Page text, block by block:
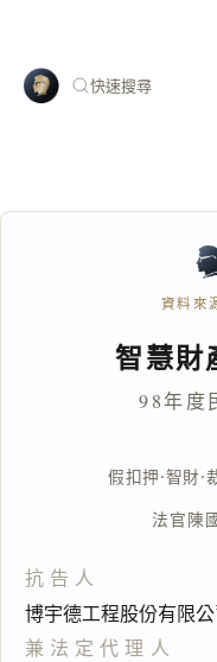
快速搜尋
資料來
智慧財
98年度
假扣押·智財·
法官陳
抗告人
博宇德工程股份有限
兼法定代理人